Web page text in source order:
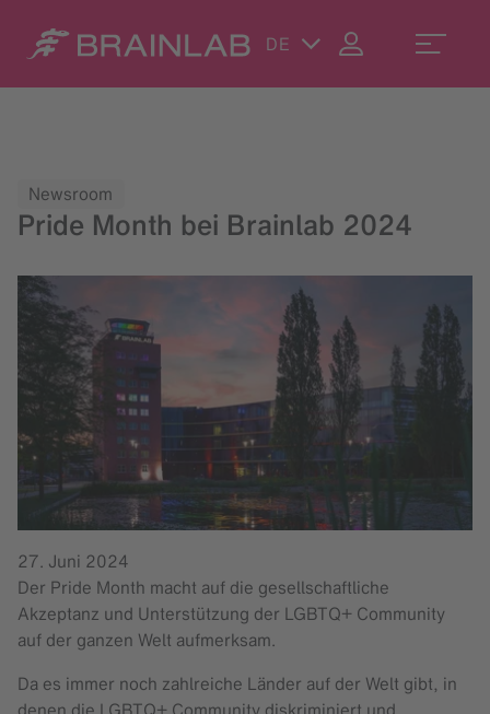
DE
Newsroom
Pride Month bei Brainlab 2024
27. Juni 2024
Der Pride Month macht auf die gesellschaftliche
Akzeptanz und Unterstützung der LGBTQ+ Community
auf der ganzen Welt aufmerksam.
Da es immer noch zahlreiche Länder auf der Welt gibt, in